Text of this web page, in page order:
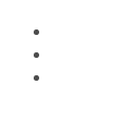
Springe
zum
Inhalt